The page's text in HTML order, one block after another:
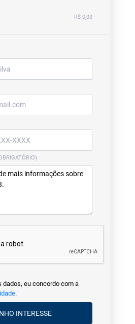
R$ 0,00
dados, eu concordo com a
.
TENHO INTERESSE